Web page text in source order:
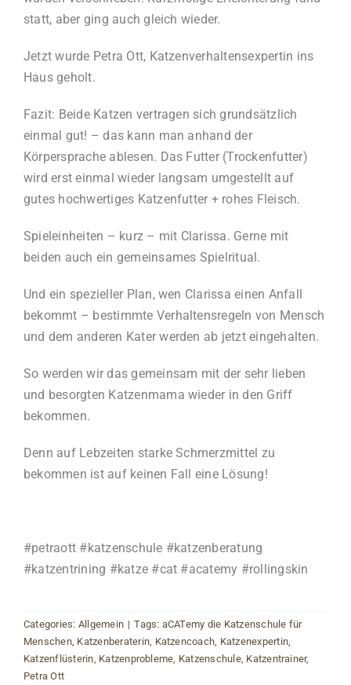
statt, aber ging auch gleich wieder.
Jetzt wurde Petra Ott, Katzenverhaltensexpertin ins
Haus geholt.
Fazit: Beide Katzen vertragen sich grundsätzlich
einmal gut! – das kann man anhand der
Körpersprache ablesen. Das Futter (Trockenfutter)
wird erst einmal wieder langsam umgestellt auf
gutes hochwertiges Katzenfutter + rohes Fleisch.
Spieleinheiten – kurz – mit Clarissa. Gerne mit
beiden auch ein gemeinsames Spielritual.
Und ein spezieller Plan, wen Clarissa einen Anfall
bekommt – bestimmte Verhaltensregeln von Mensch
und dem anderen Kater werden ab jetzt eingehalten.
So werden wir das gemeinsam mit der sehr lieben
und besorgten Katzenmama wieder in den Griff
bekommen.
Denn auf Lebzeiten starke Schmerzmittel zu
bekommen ist auf keinen Fall eine Lösung!
#petraott #katzenschule #katzenberatung
#katzentrining #katze #cat #acatemy #rollingskin
Categories: Allgemein | Tags: aCATemy die Katzenschule für
Menschen, Katzenberaterin Katzencoach Katzenexpertin
Katzenflüsterin Katzenprobleme Katzenschule, Katzentrainer,
Petra Ott